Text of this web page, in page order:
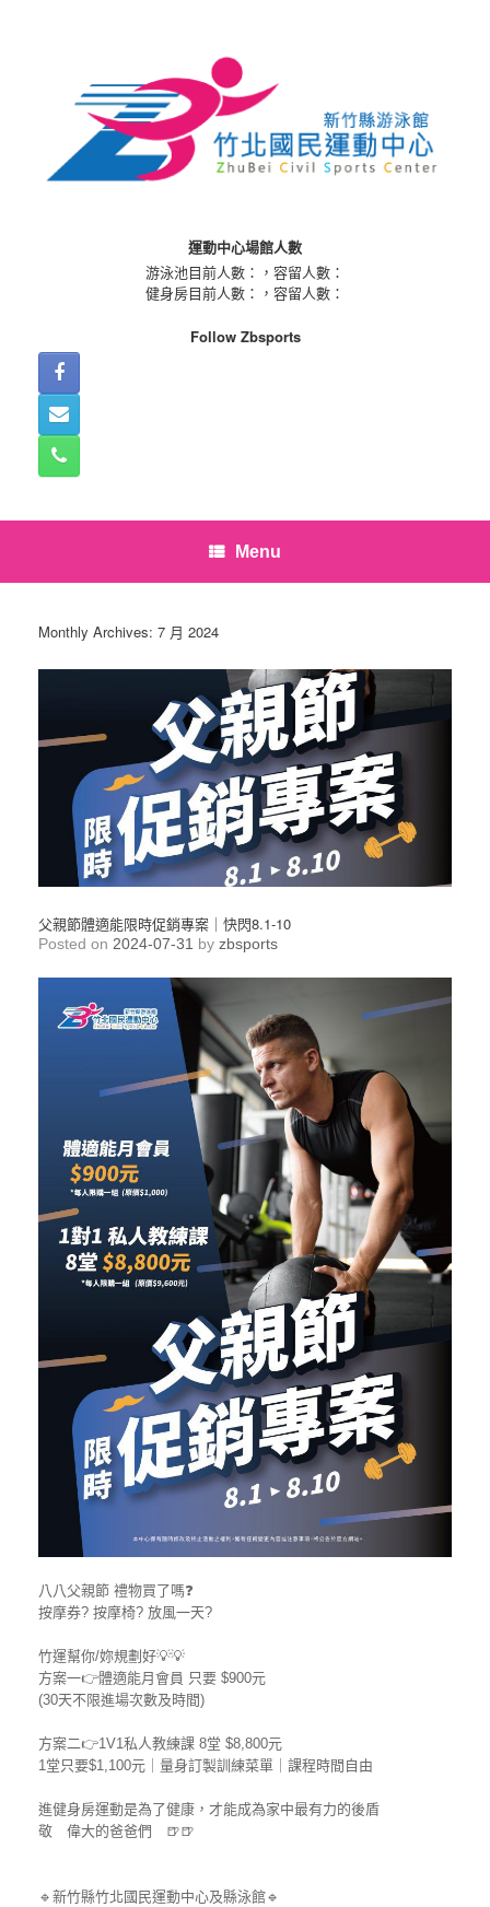
運動中心場館人數
游泳池目前人數：
，容留人數：
健身房目前人數：
，容留人數：
Follow Zbsports
Menu
Monthly Archives: 7 月 2024
父親節體適能限時促銷專案｜快閃8.1-10
Posted on 2024-07-31 by zbsports
八八父親節 禮物買了嗎❓
按摩券? 按摩椅? 放風一天?
竹運幫你/妳規劃好💡💡
方案一👉體適能月會員 只要 $900元
(30天不限進場次數及時間)
方案二👉1V1私人教練課 8堂 $8,800元
1堂只要$1,100元｜量身訂製訓練菜單｜課程時間自由
進健身房運動是為了健康，才能成為家中最有力的後盾
敬 偉大的爸爸們 🍺🍺
🔹新竹縣竹北國民運動中心及縣泳館🔹